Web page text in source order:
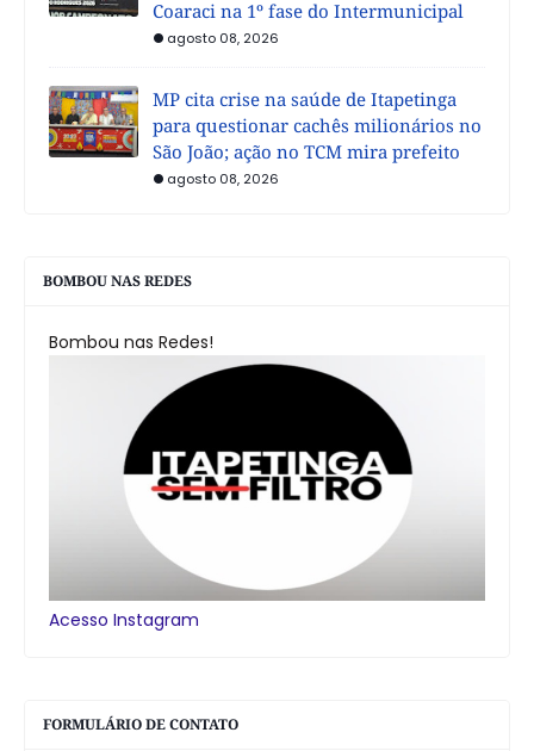
Coaraci na 1º fase do Intermunicipal
agosto 08, 2026
MP cita crise na saúde de Itapetinga
para questionar cachês milionários no
São João; ação no TCM mira prefeito
agosto 08, 2026
BOMBOU NAS REDES
Bombou nas Redes!
Acesso Instagram
FORMULÁRIO DE CONTATO